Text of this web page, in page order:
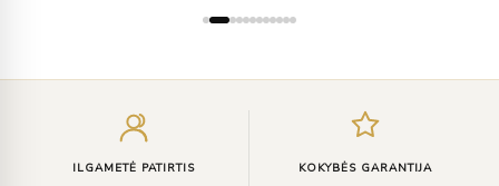
ILGAMETĖ PATIRTIS KOKYBĖS GARANTIJA